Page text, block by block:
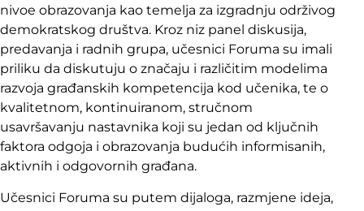
nivoe obrazovanja kao temelja za izgradnju održivog
demokratskog društva. Kroz niz panel diskusija,
predavanja i radnih grupa, učesnici Foruma su imali
priliku da diskutuju o značaju i različitim modelima
razvoja građanskih kompetencija kod učenika, te o
kvalitetnom, kontinuiranom, stručnom
usavršavanju nastavnika koji su jedan od ključnih
faktora odgoja i obrazovanja budućih informisanih,
aktivnih i odgovornih građana.
Učesnici Foruma su putem dijaloga, razmjene ideja,